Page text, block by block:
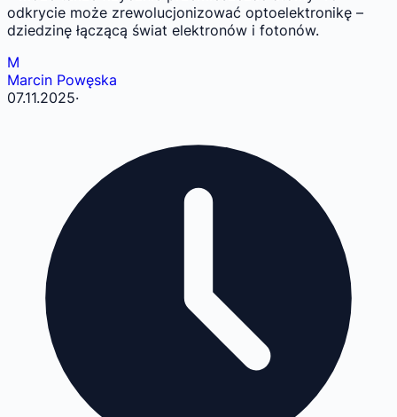
odkrycie może zrewolucjonizować optoelektronikę –
dziedzinę łączącą świat elektronów i fotonów.
M
Marcin Powęska
07.11.2025·